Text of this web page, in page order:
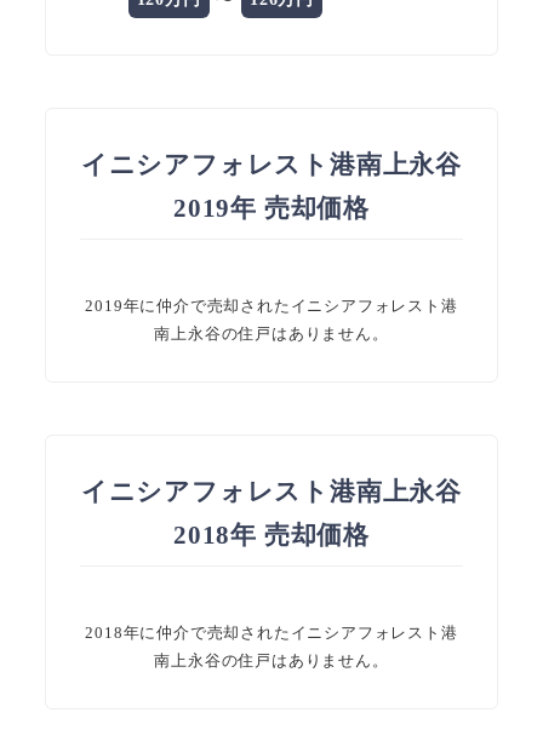
イニシアフォレスト港南上永谷
2019年 売却価格
2019年に仲介で売却されたイニシアフォレスト港
南上永谷の住戸はありません。
イニシアフォレスト港南上永谷
2018年 売却価格
2018年に仲介で売却されたイニシアフォレスト港
南上永谷の住戸はありません。